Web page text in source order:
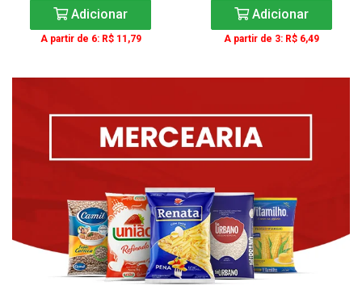
Adicionar
A partir de 6: R$ 11,79
Adicionar
A partir de 3: R$ 6,49